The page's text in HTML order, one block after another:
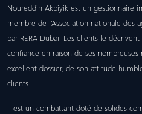
Noureddin Akbiyik est un gestionnaire
membre de l’Association nationale des
par RERA Dubai. Les clients le
confiance en raison de ses nombreuses
excellent dossier, de son attitude
clients.
Il est un combattant doté de solides